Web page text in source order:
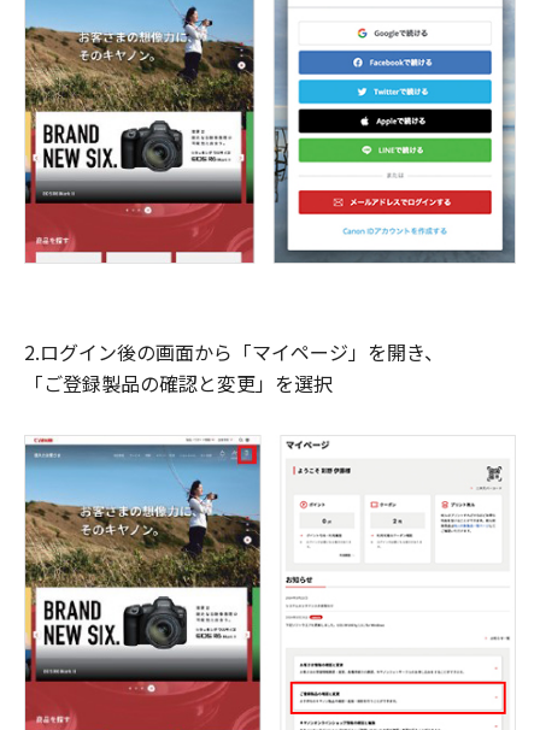
2.ログイン後の画面から「マイページ」を開き、
「ご登録製品の確認と変更」を選択